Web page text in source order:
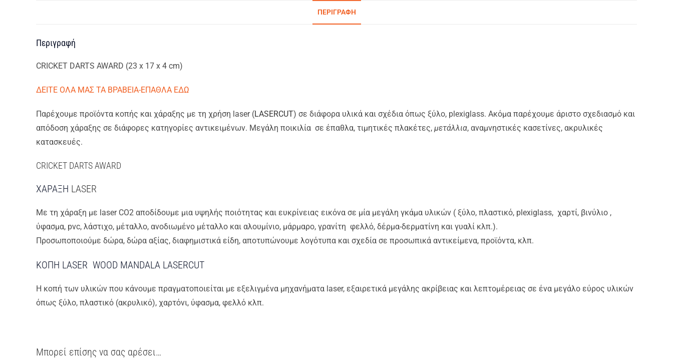
ΠΕΡΙΓΡΑΦΉ
Περιγραφή
CRICKET DARTS AWARD (23 x 17 x 4 cm)
ΔΕΙΤΕ ΟΛΑ ΜΑΣ ΤΑ ΒΡΑΒΕΙΑ-ΕΠΑΘΛΑ ΕΔΩ
Παρέχουμε προϊόντα κοπής και χάραξης με τη χρήση laser (LASERCUT) σε διάφορα υλικά και σχέδια όπως ξύλο, plexiglass. Ακόμα παρέχουμε άριστο σχεδιασμό και
απόδοση χάραξης σε διάφορες κατηγορίες αντικειμένων. Mεγάλη ποικιλία σε έπαθλα, τιμητικές πλακέτες, μετάλλια, αναμνηστικές κασετίνες, ακρυλικές
κατασκευές.
CRICKET DARTS AWARD
ΧΑΡΑΞΗ LASER
Με τη χάραξη με laser CO2 αποδίδουμε μια υψηλής ποιότητας και ευκρίνειας εικόνα σε μία μεγάλη γκάμα υλικών ( ξύλο, πλαστικό, plexiglass, χαρτί, βινύλιο ,
ύφασμα, pvc, λάστιχο, μέταλλο, ανοδιωμένο μέταλλο και αλουμίνιο, μάρμαρο, γρανίτη φελλό, δέρμα-δερματίνη και γυαλί κλπ.).
Προσωποποιούμε δώρα, δώρα αξίας, διαφημιστικά είδη, αποτυπώνουμε λογότυπα και σχεδία σε προσωπικά αντικείμενα, προϊόντα, κλπ.
ΚΟΠΗ LASER WOOD MANDALA LASERCUT
Η κοπή των υλικών που κάνουμε πραγματοποιείται με εξελιγμένα μηχανήματα laser, εξαιρετικά μεγάλης ακρίβειας και λεπτομέρειας σε ένα μεγάλο εύρος υλικών
όπως ξύλο, πλαστικό (ακρυλικό), χαρτόνι, ύφασμα, φελλό κλπ.
Μπορεί επίσης να σας αρέσει…